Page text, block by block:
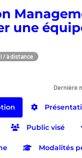
une
/ à distance
Dernière
Public visé
Modalités